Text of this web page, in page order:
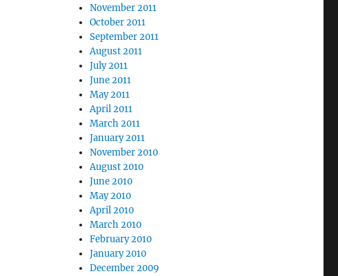
November 2011
October 2011
September 2011
August 2011
July 2011
June 2011
May 2011
April 2011
March 2011
January 2011
November 2010
August 2010
June 2010
May 2010
April 2010
March 2010
February 2010
January 2010
December 2009